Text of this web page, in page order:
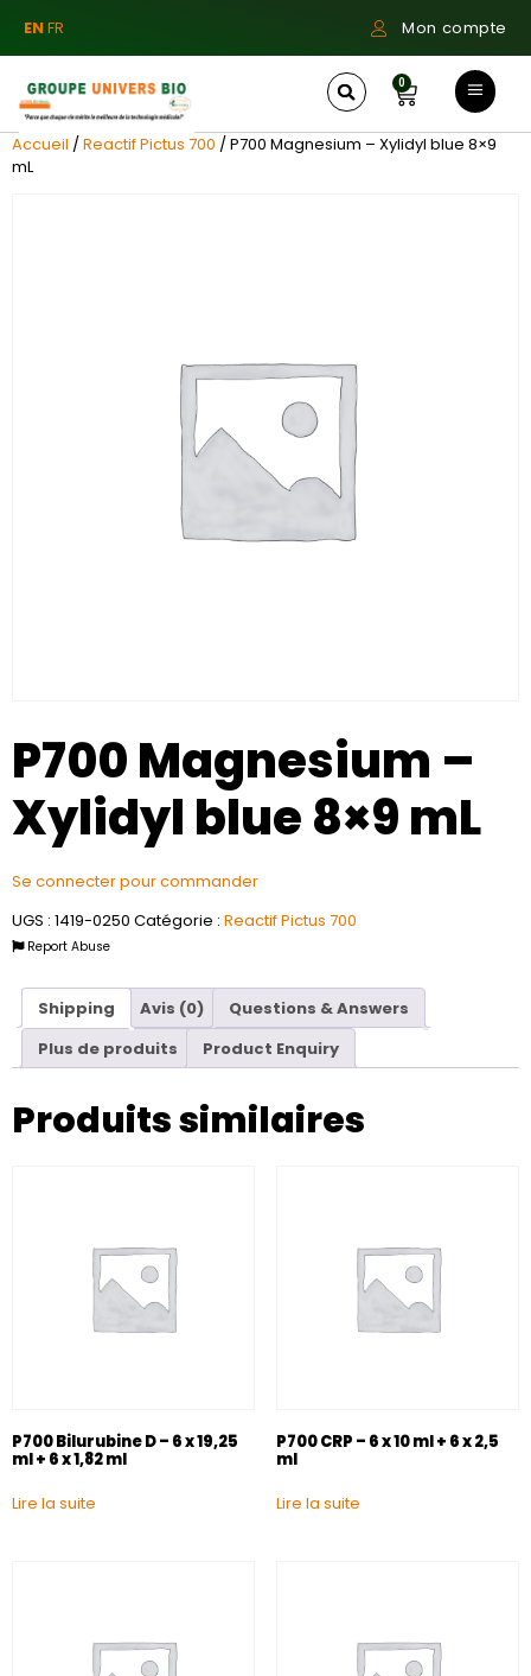
ENFR Mon compte
0
Accueil /Reactif Pictus 700 / P700 Magnesium – Xylidyl blue 8×9
mL
P700 Magnesium –
Xylidyl blue 8×9 mL
Se connecter pour commander
UGS : 1419-0250 Catégorie : Reactif Pictus 700
Report Abuse
Shipping Avis (0)
Questions & Answers
Plus de produits
Product Enquiry
Produits similaires
P700 Bilurubine D – 6 x 19,25
ml + 6 x 1,82 ml
Lire la suite
P700 CRP – 6 x 10 ml + 6 x 2,5
ml
Lire la suite